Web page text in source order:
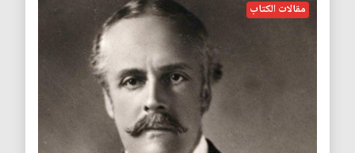
مقالات الكتاب